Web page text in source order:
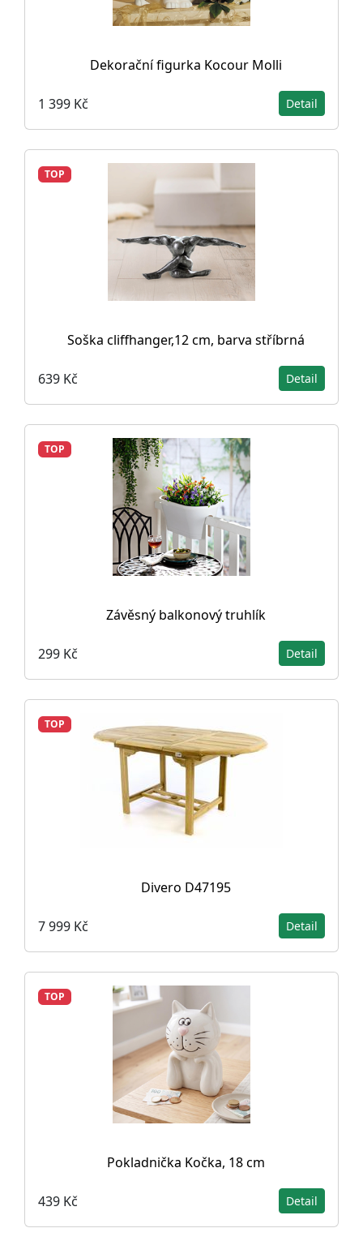
Dekorační figurka Kocour Molli
1 399 Kč Detail
TOP
Soška cliffhanger,12 cm, barva stříbrná
639 Kč Detail
TOP
Závěsný balkonový truhlík
299 Kč Detail
TOP
Divero D47195
7 999 Kč Detail
TOP
Pokladnička Kočka, 18 cm
439 Kč Detail